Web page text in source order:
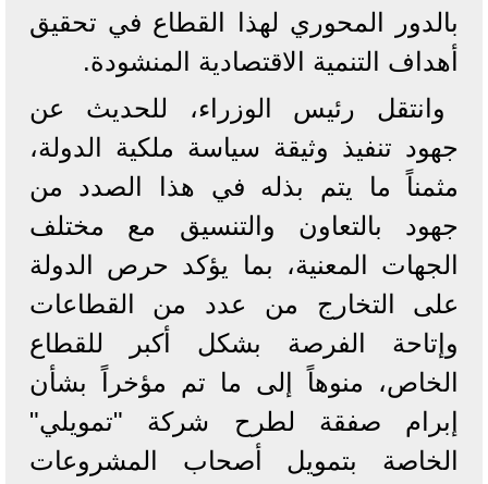
بالدور المحوري لهذا القطاع في تحقيق
أهداف التنمية الاقتصادية المنشودة.
وانتقل رئيس الوزراء، للحديث عن
جهود تنفيذ وثيقة سياسة ملكية الدولة،
مثمناً ما يتم بذله في هذا الصدد من
جهود بالتعاون والتنسيق مع مختلف
الجهات المعنية، بما يؤكد حرص الدولة
على التخارج من عدد من القطاعات
وإتاحة الفرصة بشكل أكبر للقطاع
الخاص، منوهاً إلى ما تم مؤخراً بشأن
إبرام صفقة لطرح شركة "تمويلي"
الخاصة بتمويل أصحاب المشروعات